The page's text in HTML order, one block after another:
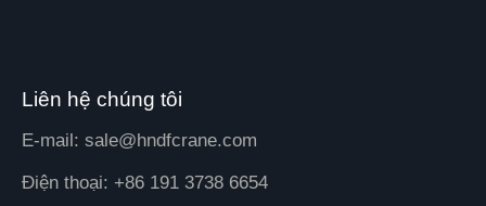
Liên hệ chúng tôi
E-mail: sale@hndfcrane.com
Điện thoại: +86 191 3738 6654